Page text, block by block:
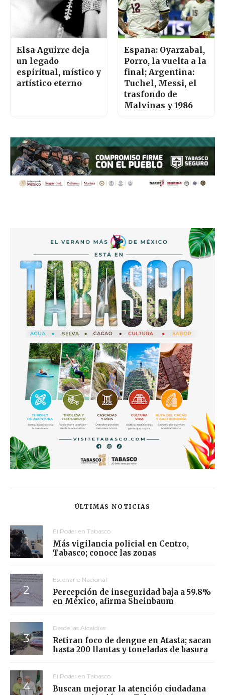
Elsa Aguirre deja
un legado
espiritual, místico y
artístico eterno
España: Oyarzabal,
Porro, la vuelta a la
final; Argentina:
Tuchel, Messi, el
trasfondo de
Malvinas y 1986
ÚLTIMAS NOTICIAS
El Poder en Tabasco
Más vigilancia policial en Centro,
Tabasco; conoce las zonas
Escenario Nacional
Percepción de inseguridad baja a 59.8%
en México, afirma Sheinbaum
Desde las Alcaldías
Retiran foco de dengue en Atasta; sacan
hasta 200 llantas y toneladas de basura
El Poder en Tabasco
Buscan mejorar la atención ciudadana